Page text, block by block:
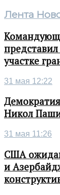
Лента
участке
31 мая 12:22
Никол
31 мая 11:26
США
и